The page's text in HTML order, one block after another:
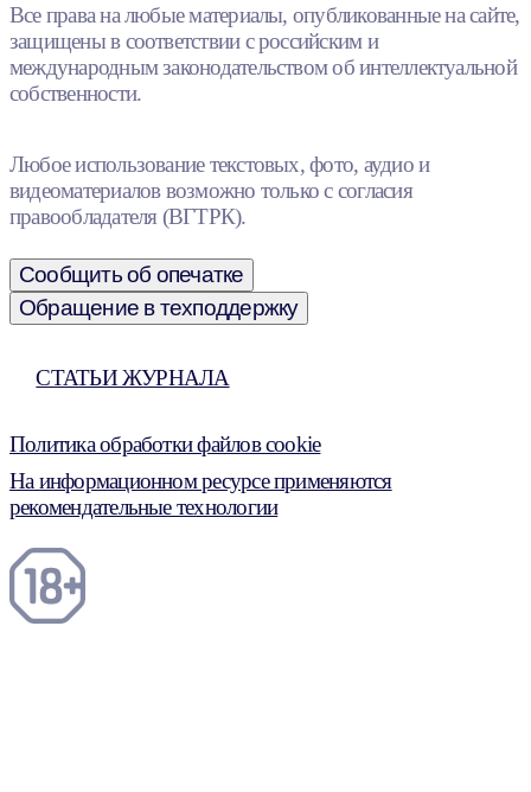
Все права на любые материалы, опубликованные на сайте,
защищены в соответствии с российским и
международным законодательством об интеллектуальной
собственности.
Любое использование текстовых, фото, аудио и
видеоматериалов возможно только с согласия
правообладателя (ВГТРК).
Сообщить об опечатке
Обращение в техподдержку
СТАТЬИ ЖУРНАЛА
Политика обработки файлов cookie
На информационном ресурсе применяются
рекомендательные технологии